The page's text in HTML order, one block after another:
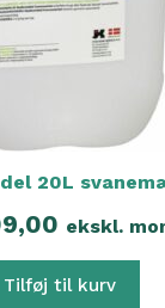
20L
ekskl.
Tilføj til kurv